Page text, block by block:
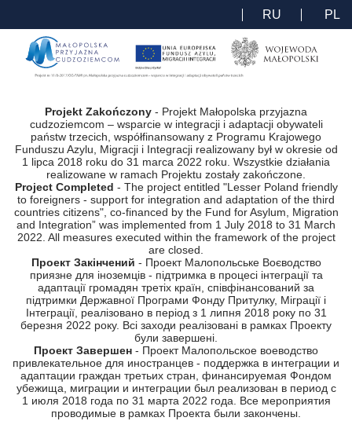
RU PL
Projekt Zakończony - Projekt Małopolska przyjazna
cudzoziemcom – wsparcie w integracji i adaptacji obywateli
państw trzecich, współfinansowany z Programu Krajowego
Funduszu Azylu, Migracji i Integracji realizowany był w okresie od
1 lipca 2018 roku do 31 marca 2022 roku. Wszystkie działania
realizowane w ramach Projektu zostały zakończone.
Project Completed - The project entitled "Lesser Poland friendly
to foreigners - support for integration and adaptation of the third
countries citizens", co-financed by the Fund for Asylum, Migration
and Integration” was implemented from 1 July 2018 to 31 March
2022. All measures executed within the framework of the project
are closed.
Проект Закінчений - Проект Малопольське Воєводство
приязне для іноземців - підтримка в процесі інтеграції та
адаптації громадян третіх країн, співфінансований за
підтримки Державної Програми Фонду Притулку, Міграції і
Інтеграції, реалізовано в період з 1 липня 2018 року по 31
березня 2022 року. Всі заходи реалізовані в рамках Проекту
були завершені.
Проект Завершен - Проект Малопольское воеводство
привлекательное для иностранцев - поддержка в интеграции и
адаптации граждан третьих стран, финансируемая Фондом
убежища, миграции и интеграции был реализован в период с
1 июля 2018 года по 31 марта 2022 года. Все мероприятия
проводимые в рамках Проекта были закончены.